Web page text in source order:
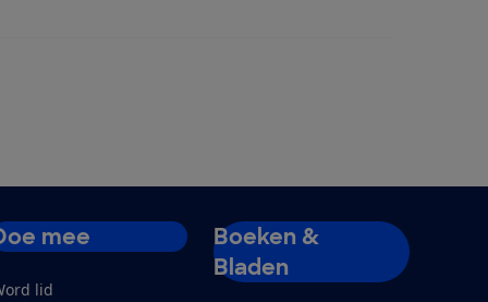
mee
lid
Boeken &
Bladen